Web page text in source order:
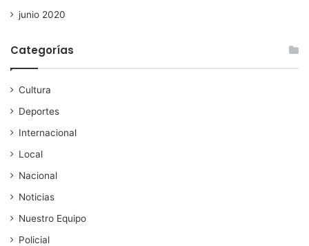
junio 2020
Categorías
Cultura
Deportes
Internacional
Local
Nacional
Noticias
Nuestro Equipo
Policial